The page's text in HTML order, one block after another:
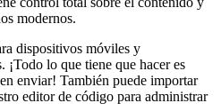
modernos.
dispositivos móviles y
¡Todo lo que tiene que hacer es
enviar! También puede importar
editor de código para administrar